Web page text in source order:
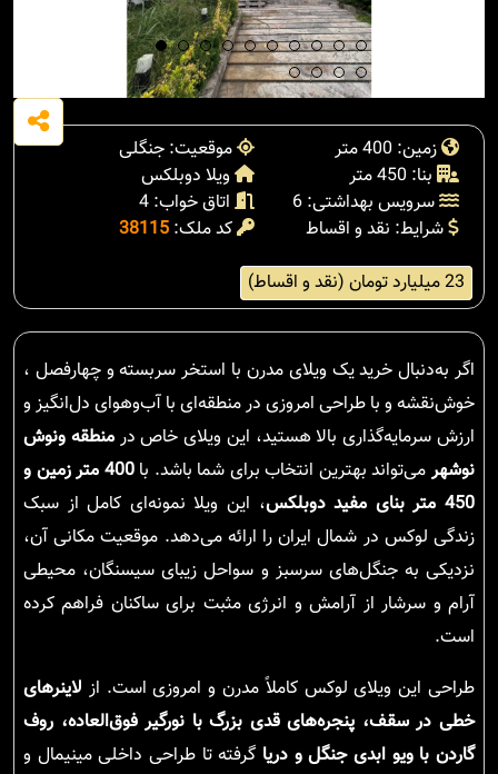
زمین: 400 متر
موقعیت: جنگلی
بنا: 450 متر
ویلا دوبلکس
سرویس بهداشتی: 6
اتاق خواب: 4
شرایط: نقد و اقساط
کد ملک: 38115
23 میلیارد تومان (نقد و اقساط)
اگر به‌دنبال خرید یک ویلای مدرن با استخر سربسته و چهارفصل ،
خوش‌نقشه و با طراحی امروزی در منطقه‌ای با آب‌وهوای دل‌انگیز و
ارزش سرمایه‌گذاری بالا هستید، این ویلای خاص درمنطقه ونوش
نوشهرمی‌تواند بهترین انتخاب برای شما باشد. با
400 متر زمین و
450 متر بنای مفید دوبلکس
، این ویلا نمونه‌ای کامل از سبک
زندگی لوکس در شمال ایران را ارائه می‌دهد. موقعیت مکانی آن،
نزدیکی به جنگل‌های سرسبز و سواحل زیبای سیسنگان، محیطی
آرام و سرشار از آرامش و انرژی مثبت برای ساکنان فراهم کرده
است.
طراحی این ویلای لوکس کاملاً مدرن و امروزی است. از لاینرهای
خطی در سقف، پنجره‌های قدی بزرگ با نورگیر فوق‌العاده، روف
گاردن با ویو ابدی جنگل و دریا گرفته تا طراحی داخلی مینیمال و